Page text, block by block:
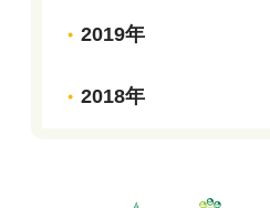
2019年
2018年